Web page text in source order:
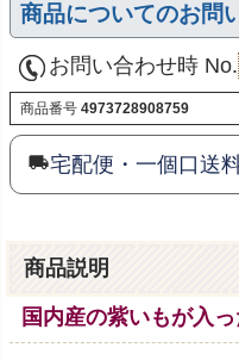
商品についてのお問
お問い合わせ時 No.
商品番号 4973728908759
宅配便・一個口送
商品説明
国内産の紫いもが入